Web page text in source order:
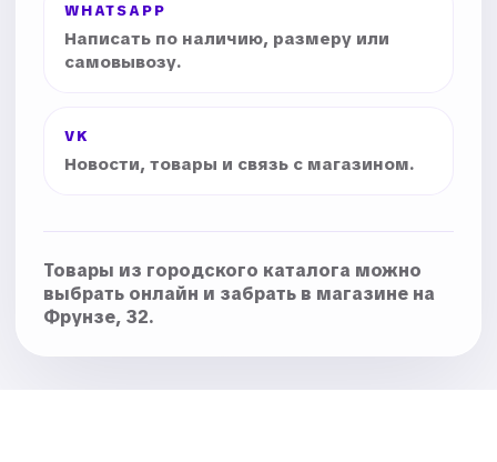
WHATSAPP
Написать по наличию, размеру или
самовывозу.
VK
Новости, товары и связь с магазином.
Товары из городского каталога можно
выбрать онлайн и забрать в магазине на
Фрунзе, 32.